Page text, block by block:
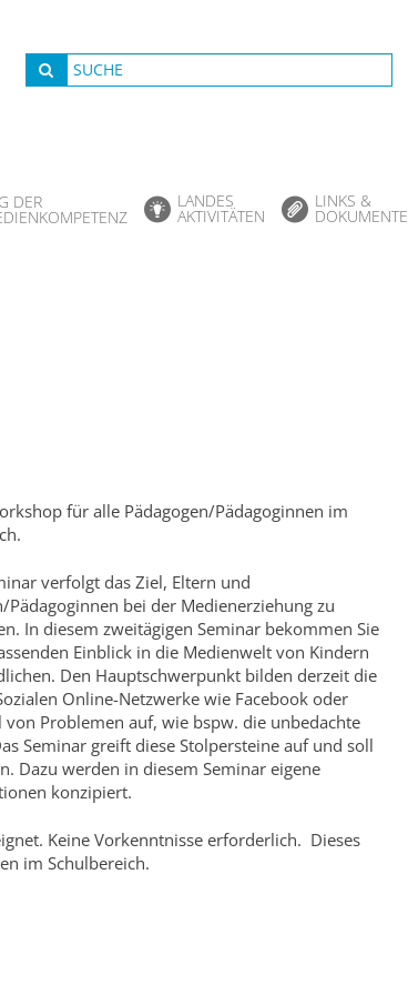
DER LANDES
AKTIVITÄTEN
LINKS &
DOKUMENTE
für alle Pädagogen/Pädagoginnen im
verfolgt das Ziel, Eltern und
Pädagoginnen bei der Medienerziehung zu
In diesem zweitägigen Seminar bekommen Sie
Einblick in die Medienwelt von Kindern
Den Hauptschwerpunkt bilden derzeit die
Online-Netzwerke wie Facebook oder
von Problemen auf, wie bspw. die unbedachte
Seminar greift diese Stolpersteine auf und soll
Dazu werden in diesem Seminar eigene
konzipiert.
Keine Vorkenntnisse erforderlich. Dieses
im Schulbereich.